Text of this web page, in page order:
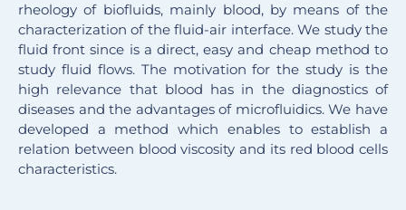
rheology of biofluids, mainly blood, by means of the
characterization of the fluid-air interface. We study the
fluid front since is a direct, easy and cheap method to
study fluid flows. The motivation for the study is the
high relevance that blood has in the diagnostics of
diseases and the advantages of microfluidics. We have
developed a method which enables to establish a
relation between blood viscosity and its red blood cells
characteristics.